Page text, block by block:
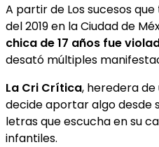
A partir de Los sucesos
del 2019 en la Ciudad de
chica de 17 años fue
desató múltiples
La Cri Crítica, heredera
decide aportar algo desde
letras que escucha en su
infantiles.